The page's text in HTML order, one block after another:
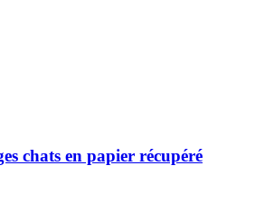
chats en papier récupéré